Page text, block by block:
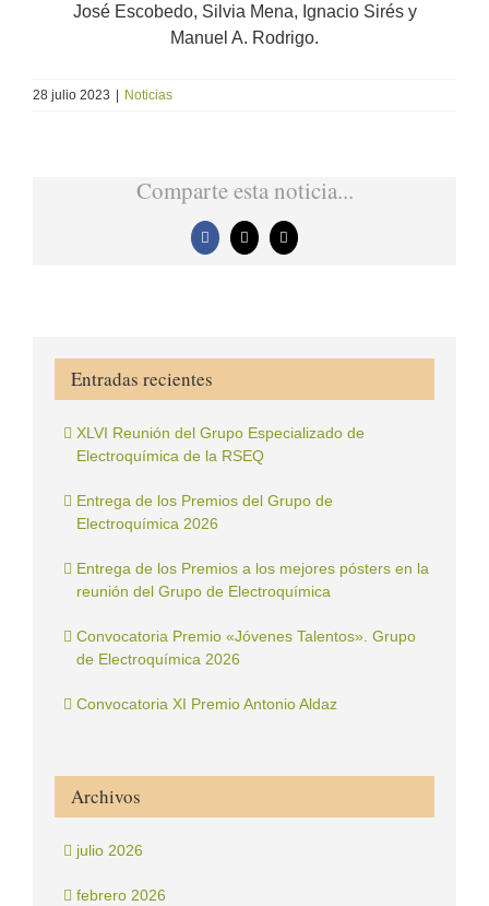
José Escobedo, Silvia Mena, Ignacio Sirés y
Manuel A. Rodrigo.
28 julio 2023 | Noticias
Comparte esta noticia...
Facebook
X
Correo
electrónico
Entradas recientes
XLVI Reunión del Grupo Especializado de
Electroquímica de la RSEQ
Entrega de los Premios del Grupo de
Electroquímica 2026
Entrega de los Premios a los mejores pósters en la
reunión del Grupo de Electroquímica
Convocatoria Premio «Jóvenes Talentos». Grupo
de Electroquímica 2026
Convocatoria XI Premio Antonio Aldaz
Archivos
julio 2026
febrero 2026